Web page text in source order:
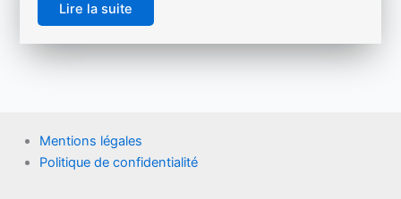
Lire la suite
Mentions légales
Politique de confidentialité